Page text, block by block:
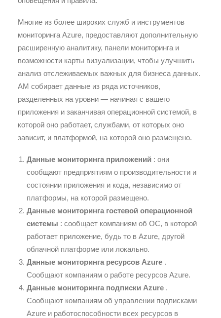
Многие из более широких служб и инструментов
мониторинга Azure, предоставляют дополнительную
расширенную аналитику, панели мониторинга и
возможности карты визуализации, чтобы улучшить
анализ отслеживаемых важных для бизнеса данных.
AM собирает данные из ряда источников,
разделенных на уровни — начиная с вашего
приложения и заканчивая операционной системой, в
которой оно работает, службами, от которых оно
зависит, и платформой, на которой оно размещено.
Данные мониторинга приложений : они
сообщают предприятиям о производительности и
состоянии приложения и кода, независимо от
платформы, на которой размещено.
Данные мониторинга гостевой операционной
системы : сообщает компаниям об ОС, в которой
работает приложение, будь то в Azure, другой
облачной платформе или локально.
Данные мониторинга ресурсов Azure .
Сообщают компаниям о работе ресурсов Azure.
Данные мониторинга подписки Azure .
Сообщают компаниям об управлении подписками
Azure и работоспособности всех ресурсов в